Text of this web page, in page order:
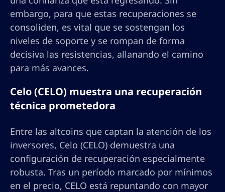
embargo, para que estas recuperaciones se
consoliden, es vital que se sostengan los
niveles de soporte y se rompan de forma
decisiva las resistencias, allanando el camino
para más avances.
Celo (CELO) muestra una recuperación
técnica prometedora
Entre las altcoins que captan la atención de los
inversores, Celo (CELO) demuestra una
configuración de recuperación especialmente
robusta. Tras un período marcado por mínimos
en el precio, CELO está repuntando con mayor